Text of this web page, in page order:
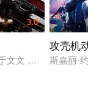
3.0
文文 蒋璐霞 屈菁
攻壳机
斯嘉丽·